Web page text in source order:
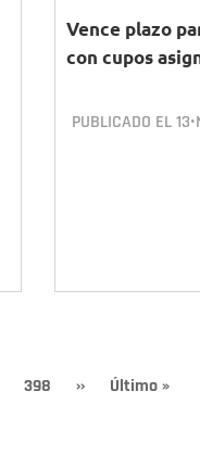
Vence plazo
con cupos
PUBLICADO EL
Page
398
Siguiente
››
Última
Último »